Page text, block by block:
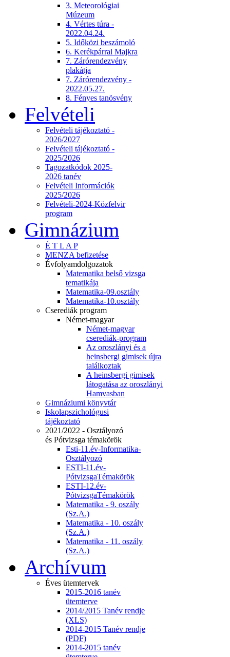
3. Meteorológiai
Múzeum
4. Vértes túra -
2022.04.24.
5. Időközi beszámoló
6. Kerékpárral Majkra
7. Zárórendezvény
plakátja
7. Zárórendezvény -
2022.05.27.
8. Fényes tanösvény
Felvételi
Felvételi tájékoztató -
2026/2027
Felvételi tájékoztató -
2025/2026
Tagozatkódok 2025-
2026 tanév
Felvételi Információk
2025/2026
Felvételi-2024-Közfelvir
program
Gimnázium
É T L A P
MENZA befizetése
Évfolyamdolgozatok
Matematika belső vizsga
tematikája
Matematika-09.osztály
Matematika-10.osztály
Cserediák program
Német-magyar
Német-magyar
cserediák-program
Az oroszlányi és a
heinsbergi gimisek újra
találkoztak
A heinsbergi gimisek
látogatása az oroszlányi
Hamvasban
Gimnáziumi könyvtár
Iskolapszichológusi
tájékoztató
2021/2022 - Osztályozó
és Pótvizsga témakörök
Esti-11.év-Informatika-
Osztályozó
ESTI-11.év-
PótvizsgaTémakörök
ESTI-12.év-
PótvizsgaTémakörök
Matematika - 9. oszály
(Sz.A.)
Matematika - 10. oszály
(Sz.A.)
Matematika - 11. oszály
(Sz.A.)
Archívum
Éves ütemtervek
2015-2016 tanév
ütemterve
2014/2015 Tanév rendje
(XLS)
2014-2015 Tanév rendje
(PDF)
2014-2015 tanév